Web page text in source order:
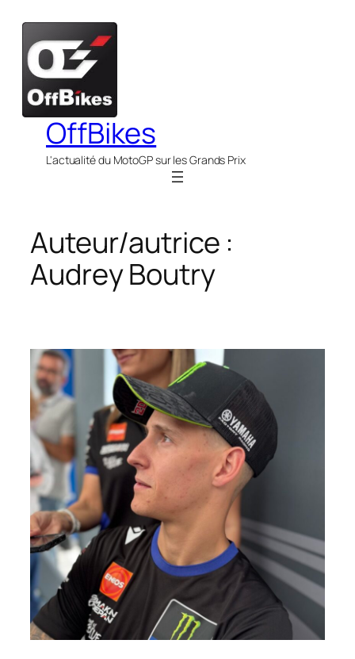
contenu
OffBikes
L'actualité du MotoGP sur les Grands Prix
Auteur/autrice :
Audrey Boutry